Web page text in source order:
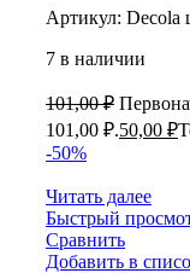
Артикул: Decola
7 в наличии
101,00₽
101,00 ₽.50,00 ₽
-50%
Читать далее
Быстрый
Сравнить
Добавить в